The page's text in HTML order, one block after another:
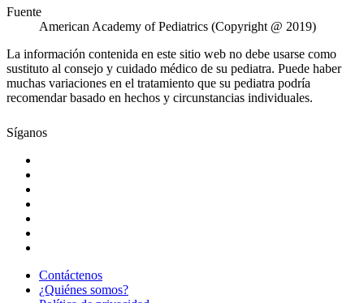
Fuente
American Academy of Pediatrics (Copyright @ 2019)
La información contenida en este sitio web no debe usarse como
sustituto al consejo y cuidado médico de su pediatra. Puede haber
muchas variaciones en el tratamiento que su pediatra podría
recomendar basado en hechos y circunstancias individuales.
Síganos
Contáctenos
¿Quiénes somos?